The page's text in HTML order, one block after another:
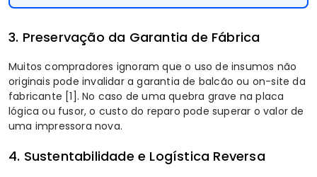
3. Preservação da Garantia de Fábrica
Muitos compradores ignoram que o uso de insumos não
originais pode invalidar a garantia de balcão ou on-site da
fabricante [1]. No caso de uma quebra grave na placa
lógica ou fusor, o custo do reparo pode superar o valor de
uma impressora nova.
4. Sustentabilidade e Logística Reversa